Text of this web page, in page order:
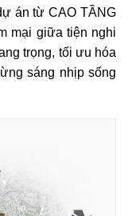
án từ CAO TẦNG
mại giữa tiện nghi
trọng, tối ưu hóa
sáng nhịp sống